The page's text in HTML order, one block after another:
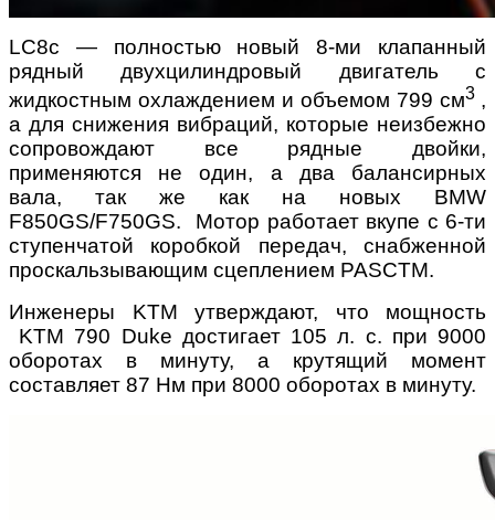
LC8с — полностью новый 8-ми клапанный
рядный двухцилиндровый двигатель с
жидкостным охлаждением и объемом 799 см3 ,
а для снижения вибраций, которые неизбежно
сопровождают все рядные двойки,
применяются не один, а два балансирных
вала, так же как на новых BMW
F850GS/F750GS. Мотор работает вкупе с 6-ти
ступенчатой коробкой передач, снабженной
проскальзывающим сцеплением PASCTM.
Инженеры KTM утверждают, что мощность
KTM 790 Duke достигает 105 л. с. при 9000
оборотах в минуту, а крутящий момент
составляет 87 Нм при 8000 оборотах в минуту.